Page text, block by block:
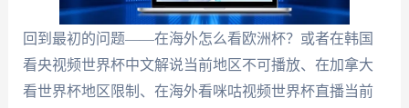
回到最初的问题——在海外怎么看欧洲杯？或者在韩国
看央视频世界杯中文解说当前地区不可播放、在加拿大
看世界杯地区限制、在海外看咪咕视频世界杯直播当前